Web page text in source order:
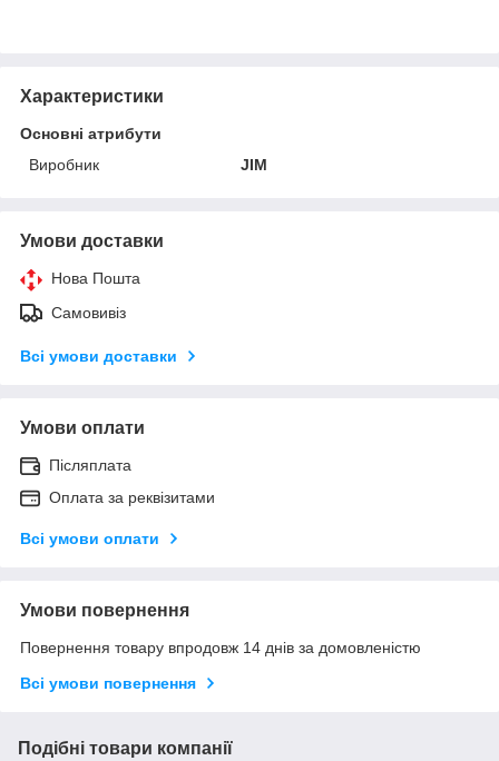
Характеристики
Основні атрибути
Виробник
JIM
Умови доставки
Нова Пошта
Самовивіз
Всі умови доставки
Умови оплати
Післяплата
Оплата за реквізитами
Всі умови оплати
Умови повернення
Повернення товару впродовж 14 днів за домовленістю
Всі умови повернення
Подібні товари компанії